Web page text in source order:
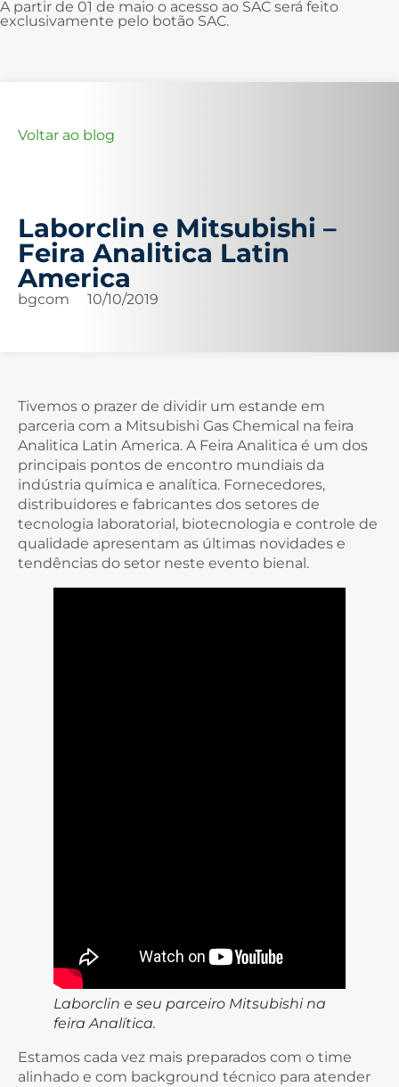
A partir de 01 de maio o acesso ao SAC será feito
exclusivamente pelo botão SAC.
Voltar ao blog
Laborclin e Mitsubishi –
Feira Analitica Latin
America
bgcom 10/10/2019
Tivemos o prazer de dividir um estande em
parceria com a Mitsubishi Gas Chemical na feira
Analitica Latin America. A Feira Analitica é um dos
principais pontos de encontro mundiais da
indústria química e analítica. Fornecedores,
distribuidores e fabricantes dos setores de
tecnologia laboratorial, biotecnologia e controle de
qualidade apresentam as últimas novidades e
tendências do setor neste evento bienal.
Laborclin e seu parceiro Mitsubishi na
feira Analítica.
Estamos cada vez mais preparados com o time
alinhado e com background técnico para atender